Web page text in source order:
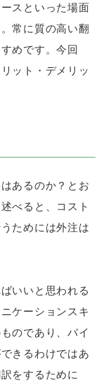
スといった場面
常に質の高い翻
めです。今回
ット・デメリッ
あるのか？とお
べると、コスト
ためには外注は
いいと思われる
ケーションスキ
のであり、バイ
きるわけではあ
をするために